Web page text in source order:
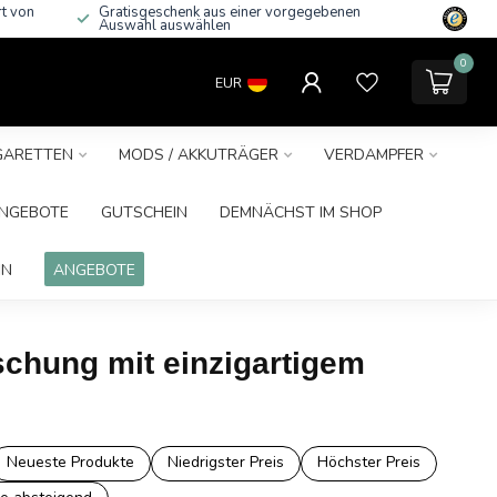
von Gratisgeschenk aus einer vorgegebenen
Auswahl auswählen
EUR
0
MODS / AKKUTRÄGER VERDAMPFER
GUTSCHEIN DEMNÄCHST IM SHOP
ANGEBOTE
mit einzigartigem
Neueste Produkte Niedrigster Preis
Höchster Preis